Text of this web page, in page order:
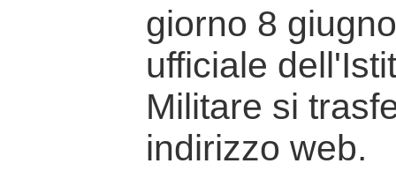
giorno 8
ufficiale
Militare si
indirizzo web.